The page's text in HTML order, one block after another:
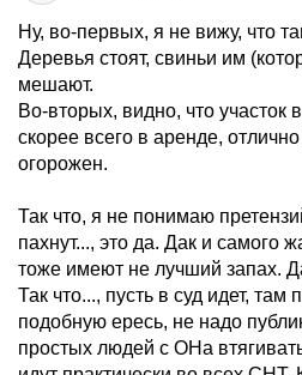
Ну, во-первых, я не вижу, что
Деревья стоят, свиньи им
мешают.
Во-вторых, видно, что участок
скорее всего в аренде,
огорожен.
Так что, я не понимаю
пахнут..., это да. Дак и самого
тоже имеют не лучший запах.
Так что..., пусть в суд идет, там
подобную ересь, не надо
простых людей с ОНа